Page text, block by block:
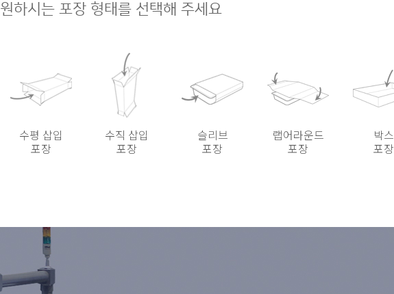
원하시는 포장 형태를 선택해 주세요
수평 삽입
포장
수직 삽입
포장
슬리브
포장
랩어라운드
포장
박스
포장